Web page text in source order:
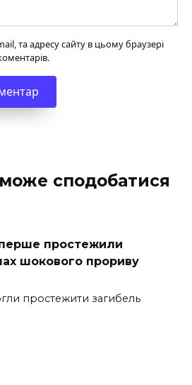
та адресу сайту в цьому браузері
сподобатися
простежили
шокового прориву
простежити загибель